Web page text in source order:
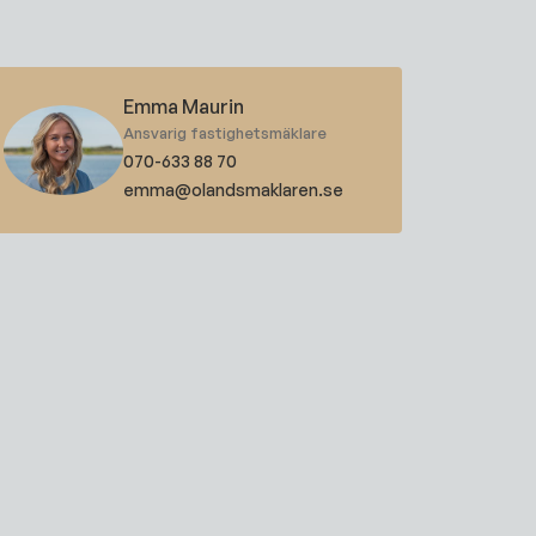
Emma Maurin
Ansvarig fastighetsmäklare
070-633 88 70
emma@olandsmaklaren.se